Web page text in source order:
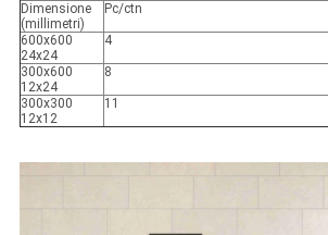
Dimensione
(millimetri)
Pc/ctn
600x600
24x24
4
300x600
12x24
8
300x300
12x12
11